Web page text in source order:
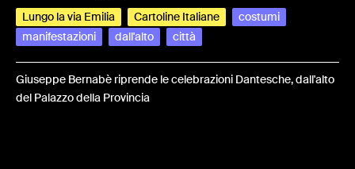
Lungo la via Emilia Cartoline Italiane
costumi
manifestazioni
dall'alto città
Giuseppe Bernabè riprende le celebrazioni Dantesche, dall'alto
del Palazzo della Provincia